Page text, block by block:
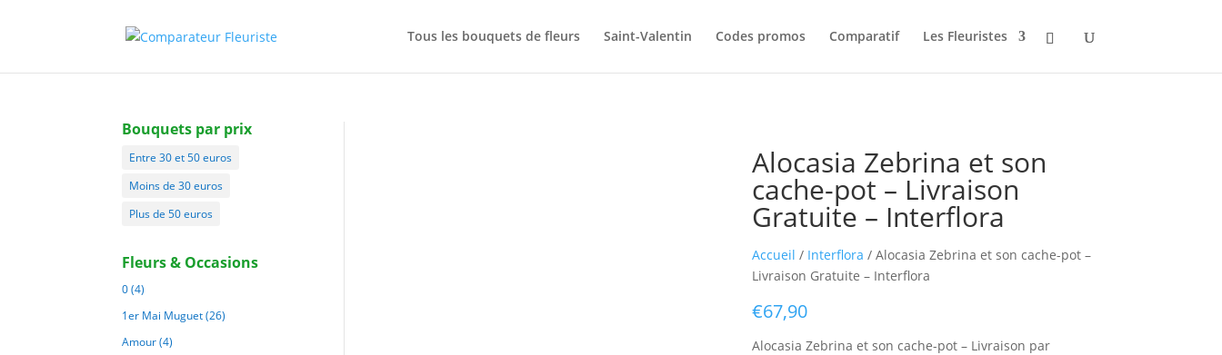
Tous les bouquets de fleurs Saint-Valentin Codes promos Comparatif Les Fleuristes
Bouquets par prix
Entre 30 et 50 euros
Moins de 30 euros
Plus de 50 euros
Fleurs & Occasions
0 (4)
1er Mai Muguet (26)
Amour (4)
Alocasia Zebrina et son
cache-pot – Livraison
Gratuite – Interflora
Accueil / Interflora / Alocasia Zebrina et son cache-pot –
Livraison Gratuite – Interflora
€67,90
Alocasia Zebrina et son cache-pot – Livraison par